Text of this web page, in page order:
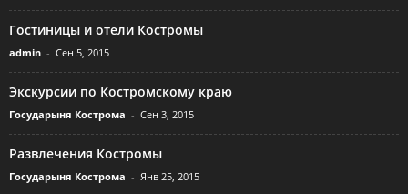
Гостиницы и отели Костромы
admin - Сен 5, 2015
Экскурсии по Костромскому краю
Государыня Кострома - Сен 3, 2015
Развлечения Костромы
Государыня Кострома - Янв 25, 2015